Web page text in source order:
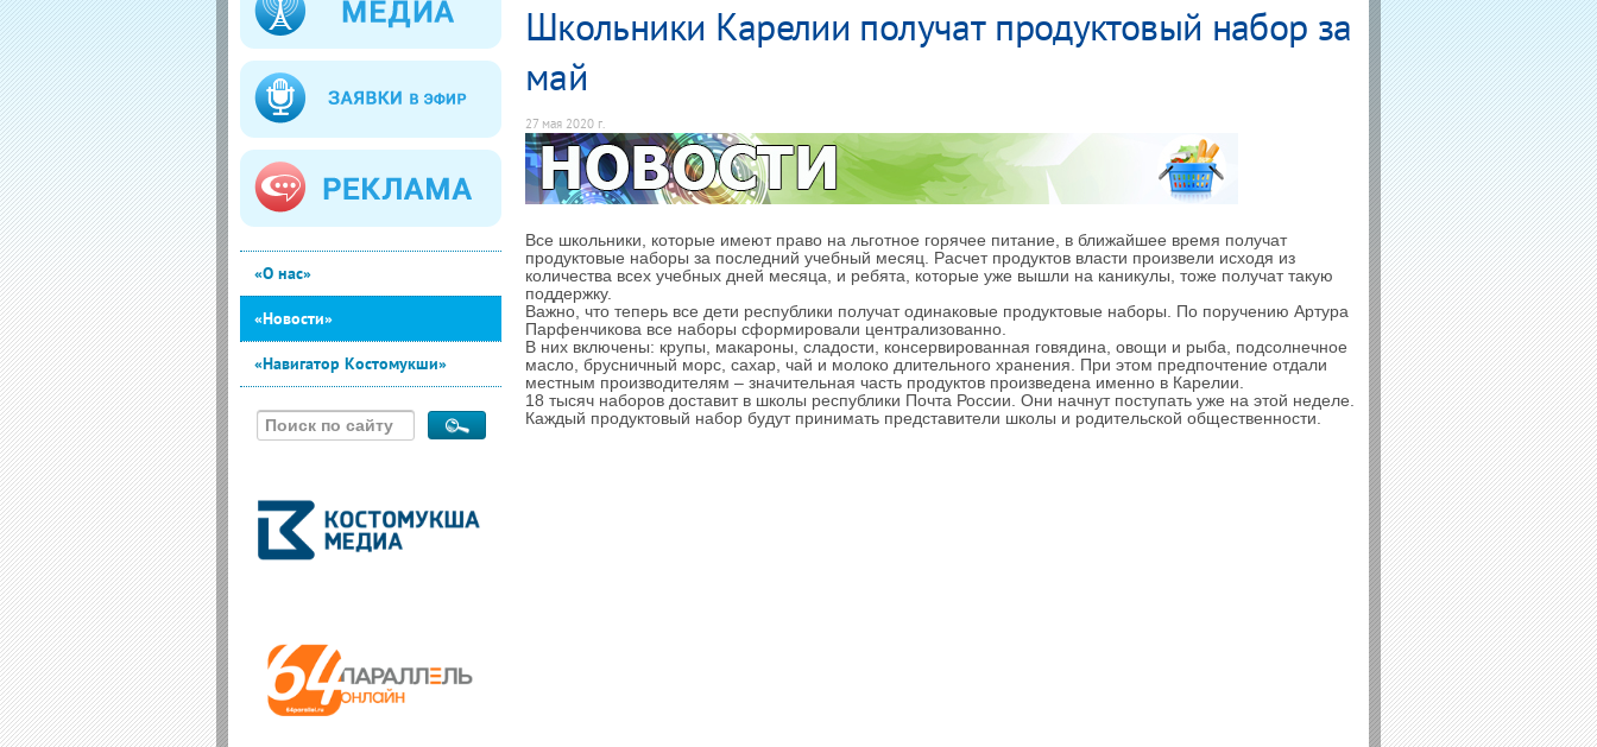
«О нас»
«Новости»
«Навигатор Костомукши»
Школьники Карелии получат продуктовый набор за
май
27 мая 2020 г.
Все школьники, которые имеют право на льготное горячее питание, в ближайшее время получат
продуктовые наборы за последний учебный месяц. Расчет продуктов власти произвели исходя из
количества всех учебных дней месяца, и ребята, которые уже вышли на каникулы, тоже получат такую
поддержку.
Важно, что теперь все дети республики получат одинаковые продуктовые наборы. По поручению Артура
Парфенчикова все наборы сформировали централизованно.
В них включены: крупы, макароны, сладости, консервированная говядина, овощи и рыба, подсолнечное
масло, брусничный морс, сахар, чай и молоко длительного хранения. При этом предпочтение отдали
местным производителям – значительная часть продуктов произведена именно в Карелии.
18 тысяч наборов доставит в школы республики Почта России. Они начнут поступать уже на этой неделе.
Каждый продуктовый набор будут принимать представители школы и родительской общественности.